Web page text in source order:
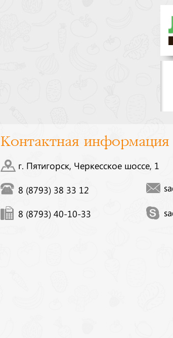
Контактная информация
г. Пятигорск, Черкесское шоссе, 1
8 (8793) 38 33 12
8 (8793) 40-10-33